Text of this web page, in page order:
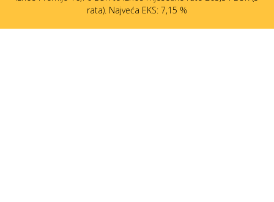
rata). Najveća EKS: 7,15 %